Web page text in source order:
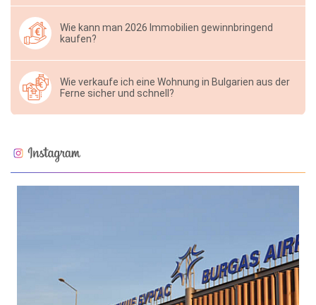
Wie kann man 2026 Immobilien gewinnbringend
kaufen?
Wie verkaufe ich eine Wohnung in Bulgarien aus der
Ferne sicher und schnell?